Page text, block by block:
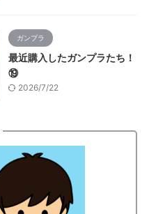
ガンプラ
最近購入したガンプラたち！
⑲
2026/7/22